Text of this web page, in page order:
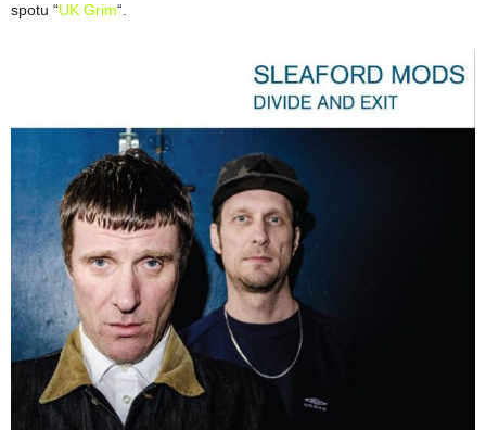
spotu “UK Grim“.